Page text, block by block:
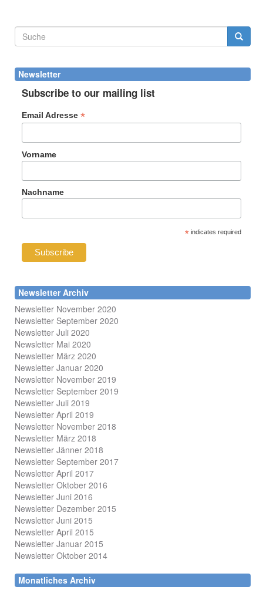
Suchformular
Newsletter
Subscribe to our mailing list
Email Adresse*
Vorname
Nachname
* indicates required
Newsletter Archiv
Newsletter November 2020
Newsletter September 2020
Newsletter Juli 2020
Newsletter Mai 2020
Newsletter März 2020
Newsletter Januar 2020
Newsletter November 2019
Newsletter September 2019
Newsletter Juli 2019
Newsletter April 2019
Newsletter November 2018
Newsletter März 2018
Newsletter Jänner 2018
Newsletter September 2017
Newsletter April 2017
Newsletter Oktober 2016
Newsletter Juni 2016
Newsletter Dezember 2015
Newsletter Juni 2015
Newsletter April 2015
Newsletter Januar 2015
Newsletter Oktober 2014
Monatliches Archiv